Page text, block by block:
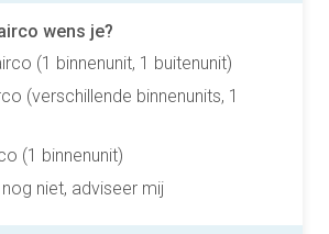
wens je?
(1 binnenunit, 1 buitenunit)
(verschillende binnenunits, 1
(1 binnenunit)
nog niet, adviseer mij